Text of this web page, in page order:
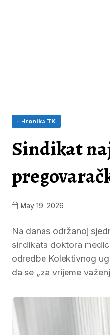
- Hronika TK
Sindikat
May 19, 2026
Na danas održanoj
sindikata doktora
odredbe Kolektivnog
da se „za vrijeme